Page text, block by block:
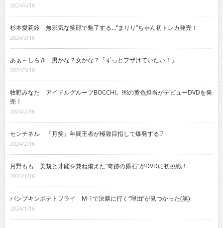
2024/4/16
杉本愛莉鈴 無邪気な笑顔で魅了する…“まりり”ちゃん初トレカ発売！
2024/3/16
あぁ～しらき 男かな？女かな？「ずっとフザけていたい！」
2024/3/16
牧野みなた アイドルグループBOCCHI。￼の黄色担当がデビューDVDを発
売！
2024/2/16
センチネル 『月笑』年間王者が極致目指して爆発する!?
2024/2/16
月野もも 美貌と才能を兼ね備えた“奇跡の原石”がDVDに初挑戦！
2024/1/16
パンプキンポテトフライ M-1で決勝に行く“理由”が見つかった(笑)
2024/1/16